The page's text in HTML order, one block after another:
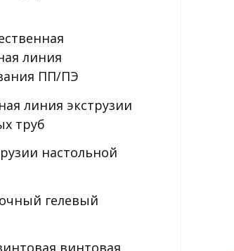
линия
ПП/ПЭ
линия экструзии
труб
настольной
гелевый
винтовая